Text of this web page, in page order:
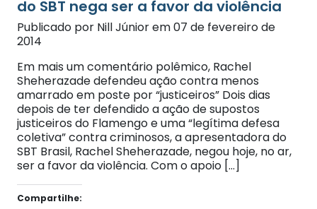
Publicado por Nill Júnior em 07 de fevereiro de
2014
Em mais um comentário polêmico, Rachel
Sheherazade defendeu ação contra menos
amarrado em poste por “justiceiros” Dois dias
depois de ter defendido a ação de supostos
justiceiros do Flamengo e uma “legítima defesa
coletiva” contra criminosos, a apresentadora do
SBT Brasil, Rachel Sheherazade, negou hoje, no ar,
ser a favor da violência. Com o apoio […]